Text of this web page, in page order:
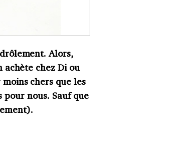
drôlement. Alors,
achète chez Di ou
chers que les
pour nous. Sauf que